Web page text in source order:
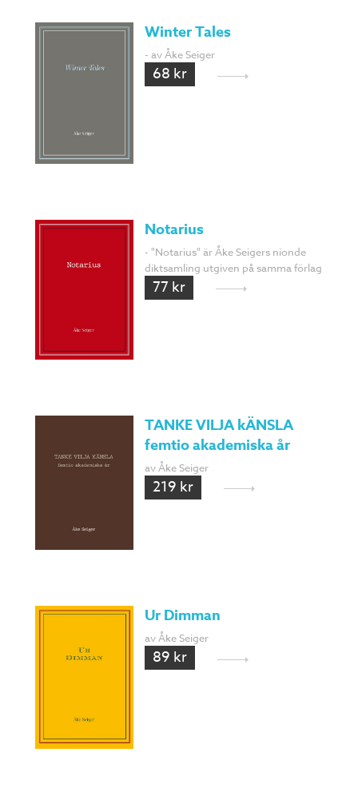
Winter Tales
- av Åke Seiger
68 kr
Notarius
- "Notarius" är Åke Seigers nionde
diktsamling utgiven på samma förlag
77 kr
TANKE VILJA kÄNSLA
femtio akademiska år
av Åke Seiger
219 kr
Ur Dimman
av Åke Seiger
89 kr